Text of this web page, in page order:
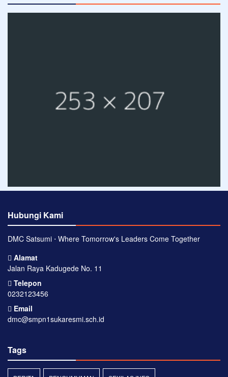
Hubungi Kami
DMC Satsumi ⋅ Where Tomorrow's Leaders Come Together
Alamat
Jalan Raya Kadugede No. 11
Telepon
0232123456
Email
dmc@smpn1sukaresmi.sch.id
Tags